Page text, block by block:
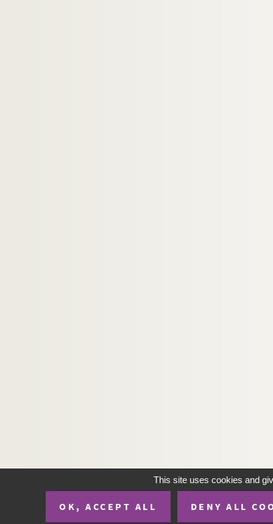
This site uses cookies and
OK, ACCEPT ALL DENY ALL